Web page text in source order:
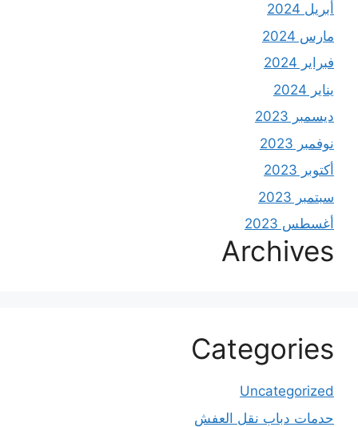
أبريل 2024
مارس 2024
فبراير 2024
يناير 2024
ديسمبر 2023
نوفمبر 2023
أكتوبر 2023
سبتمبر 2023
أغسطس 2023
Archives
Categories
Uncategorized
حدمات دباب نقل العفش